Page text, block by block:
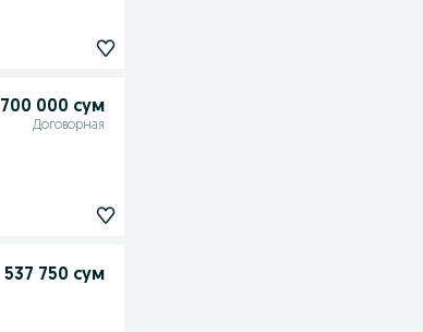
700 000 сум
Договорная
537 750 сум